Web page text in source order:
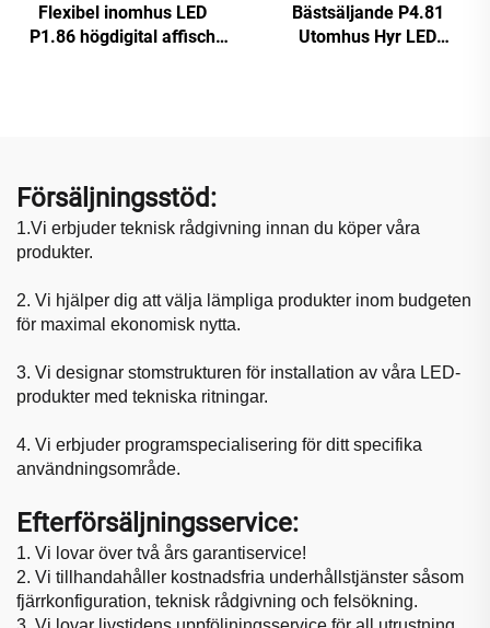
Flexibel inomhus LED
P1.86 högdigital affisch
Bästsäljande P4.81
Utomhus Hyr LED
Försäljningsstöd:
1.Vi erbjuder teknisk rådgivning innan du köper våra
produkter.
2. Vi hjälper dig att välja lämpliga produkter inom budgeten
för maximal ekonomisk nytta.
3. Vi designar stomstrukturen för installation av våra LED-
produkter med tekniska ritningar.
4. Vi erbjuder programspecialisering för ditt specifika
användningsområde.
Efterförsäljningsservice:
1. Vi lovar över två års garantiservice!
2. Vi tillhandahåller kostnadsfria underhållstjänster såsom
fjärrkonfiguration, teknisk rådgivning och felsökning.